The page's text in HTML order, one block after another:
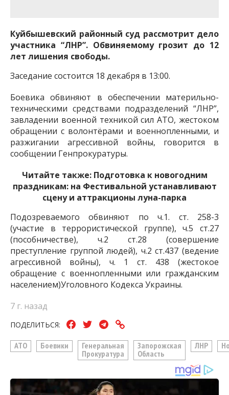
Куйбышевский районный суд рассмотрит дело
участника “ЛНР”. Обвиняемому грозит до 12
лет лишения свободы.
Заседание состоится 18 декабря в 13:00.
Боевика обвиняют в обеспечении материльно-
техническими средствами подразделений “ЛНР”,
завладении военной техникой сил АТО, жестоком
обращении с волонтёрами и военнопленными, и
разжигании агрессивной войны, говорится в
сообщении Генпрокуратуры.
Читайте также: Подготовка к новогодним
праздникам: на Фестивальной устанавливают
сцену и аттракционы луна-парка
Подозреваемого обвиняют по ч.1. ст. 258-3
(участие в террористической группе), ч.5 ст.27
(пособничестве), ч.2 ст.28 (совершение
преступление группой людей), ч.2 ст.437 (ведение
агрессивной войны), ч. 1 ст. 438 (жестокое
обращение с военнопленными или гражданским
населением)Уголовного Кодекса Украины.
7 г. назад
ПОДЕЛИТЬСЯ:
АТО Боевики
Генеральная
Прокуратура
Запорожская
Область
ЛНР